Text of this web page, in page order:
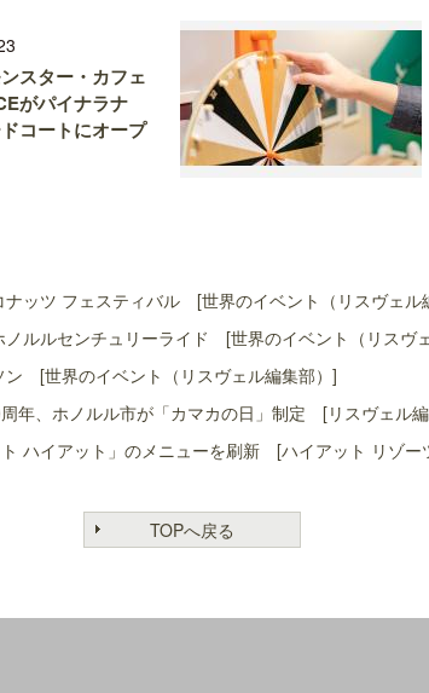
スター・カフェ
がパイナラナ
コートにオープ
ッツ フェスティバル [世界のイベント（リスヴェル
ルルセンチュリーライド [世界のイベント（リスヴ
ン [世界のイベント（リスヴェル編集部）]
年、ホノルル市が「カマカの日」制定 [リスヴェル
ハイアット」のメニューを刷新 [ハイアット リゾー
TOPへ戻る